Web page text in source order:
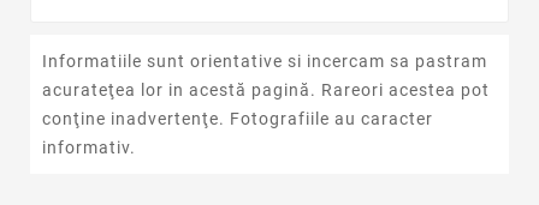
Informatiile sunt orientative si incercam sa pastram
acurateţea lor in acestă pagină. Rareori acestea pot
conţine inadvertenţe. Fotografiile au caracter
informativ.